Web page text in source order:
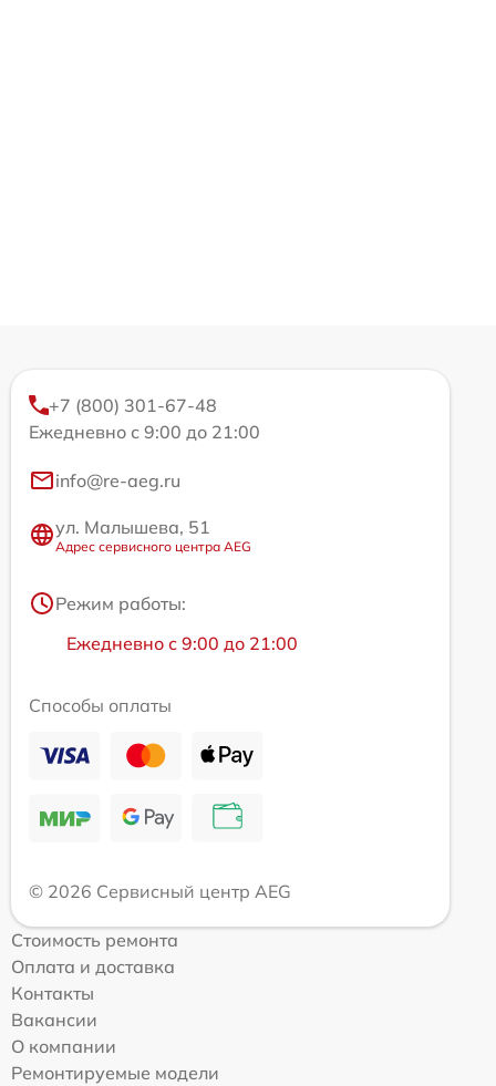
+7 (800) 301-67-48
Ежедневно с 9:00 до 21:00
info@re-aeg.ru
ул. Малышева, 51
Адрес сервисного центра AEG
Режим работы:
Ежедневно с 9:00 до 21:00
Способы оплаты
© 2026 Сервисный центр AEG
Стоимость ремонта
Оплата и доставка
Контакты
Вакансии
О компании
Ремонтируемые модели